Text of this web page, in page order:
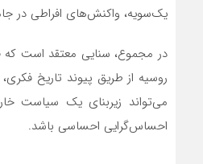
یک‌سویه، واکنش‌های افراطی در
در مجموع، سنایی معتقد است
روسیه از طریق پیوند تاریخ
می‌تواند زیربنای یک سیاست
احساس‌گرایی احساسی باشد.